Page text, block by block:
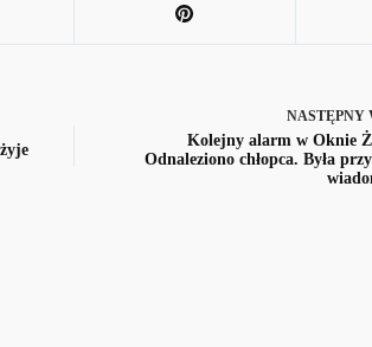
NASTĘPNY
Kolejny alarm w Oknie
Odnaleziono chłopca. Była